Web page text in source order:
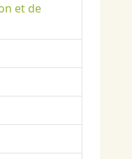
et de